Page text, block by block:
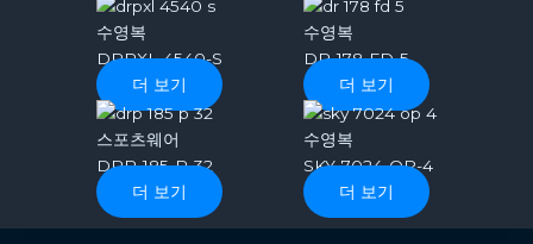
수영복
DRPXL-4540-S
더 보기
수영복
DR-178-FD-5
더 보기
스포츠웨어
DRP-185-P-32
더 보기
수영복
SKY-7024-OP-4
더 보기